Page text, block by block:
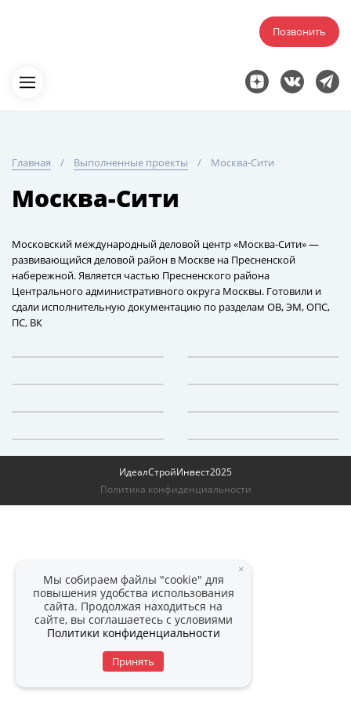
Позвонить
Главная Выполненные проекты Москва-Сити
Москва-Сити
Московский международный деловой центр «Москва-Сити» —
развивающийся деловой район в Москве на Пресненской
набережной. Является частью Пресненского района
Центрального административного округа Москвы. Готовили и
сдали исполнительную документацию по разделам ОВ, ЭМ, ОПС,
ПС, ВК
ИдеалСтройИнвест2025
Политика конфиденциальности
×
Мы собираем файлы "cookie" для
повышения удобства использования
сайта. Продолжая находиться на
сайте, вы соглашаетесь с условиями
Политики конфиденциальности
Принять